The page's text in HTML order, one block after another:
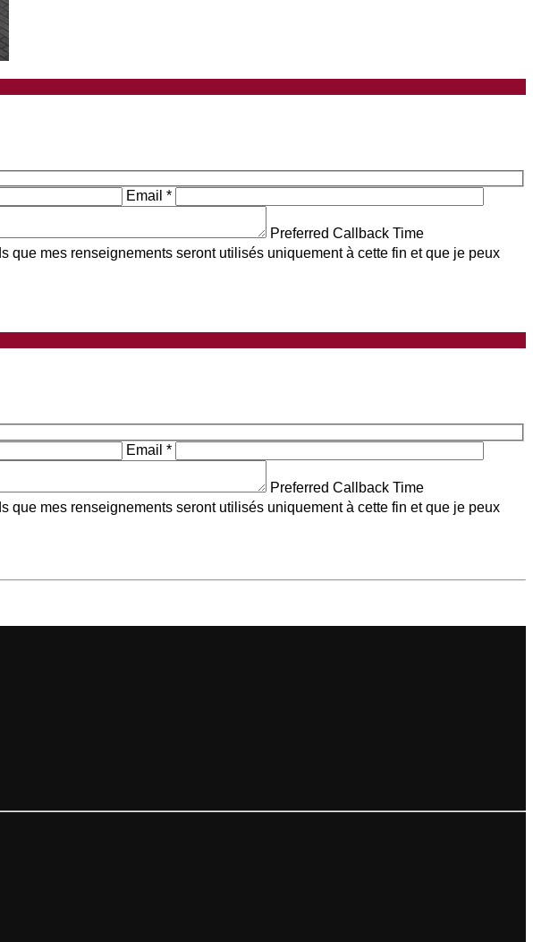
Email *
Preferred Callback Time
mes renseignements seront utilisés uniquement à cette fin et que je peux
Email *
Preferred Callback Time
mes renseignements seront utilisés uniquement à cette fin et que je peux